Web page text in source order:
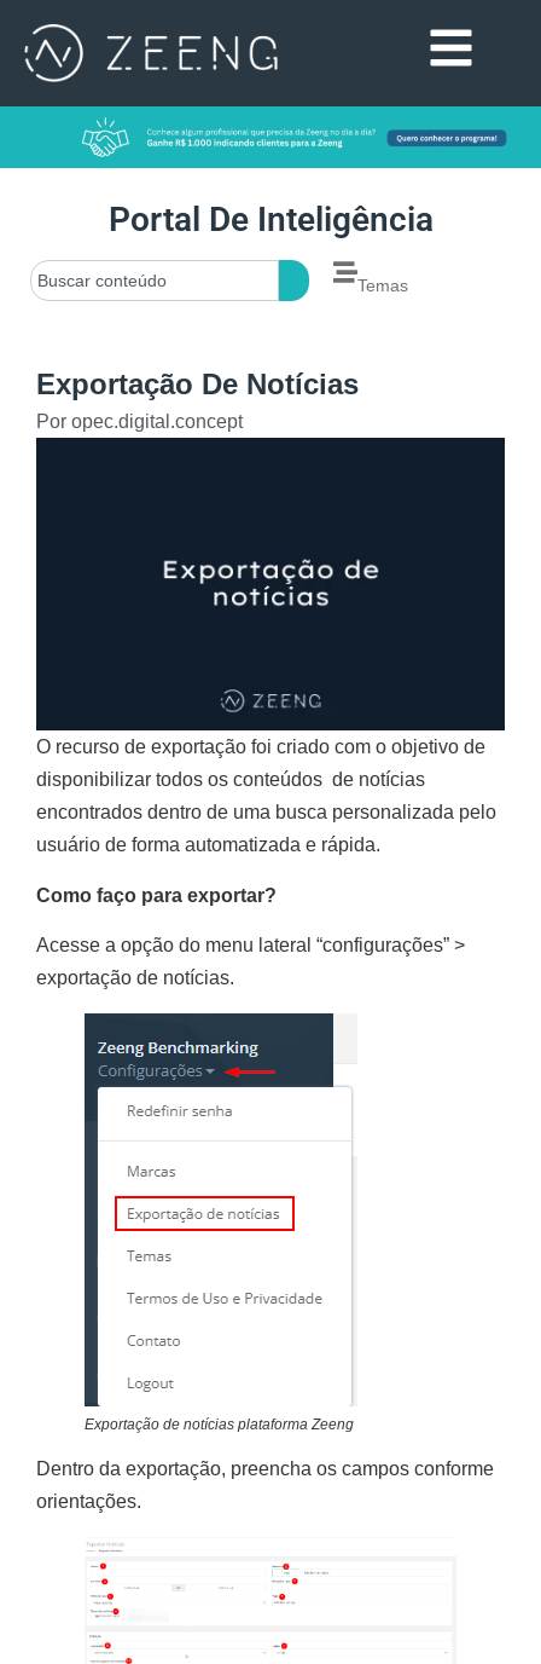
Portal De Inteligência
Temas
Exportação De Notícias
Por opec.digital.concept
O recurso de exportação foi criado com o objetivo de
disponibilizar todos os conteúdos de notícias
encontrados dentro de uma busca personalizada pelo
usuário de forma automatizada e rápida.
Como faço para exportar?
Acesse a opção do menu lateral “configurações” >
exportação de notícias.
Exportação de notícias plataforma Zeeng
Dentro da exportação, preencha os campos conforme
orientações.